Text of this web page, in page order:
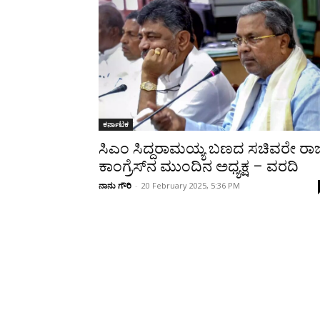
ಕರ್ನಾಟಕ
ಸಿಎಂ ಸಿದ್ದರಾಮಯ್ಯ ಬಣದ ಸಚಿವರೇ
ಕಾಂಗ್ರೆಸ್‌ನ ಮುಂದಿನ ಅಧ್ಯಕ್ಷ – ವರದಿ
ನಾನು ಗೌರಿ - 20 February 2025, 5:36 PM